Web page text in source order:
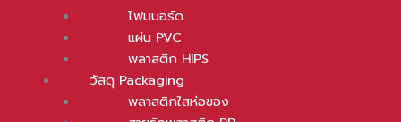
โฟมบอร์ด
แผ่น PVC
พลาสติก HIPS
วัสดุ Packaging
พลาสติกใสห่อของ